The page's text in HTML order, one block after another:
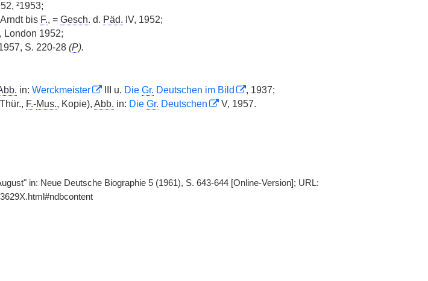
²1953;
Arndt bis F., = Gesch. d. Päd. IV, 1952;
London 1952;
S. 220-28 (P).
in: Werckmeister III u. Die Gr. Deutschen im Bild
, 1937;
F.-Mus., Kopie), Abb. in: Die Gr. Deutschen V, 1957.
in: Neue Deutsche Biographie 5 (1961), S. 643-644 [Online-Version]; URL: